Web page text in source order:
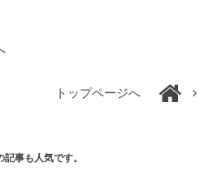
トップページへ
記事も人気です。